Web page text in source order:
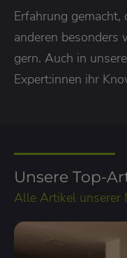
Erfahrung
anderen
gern. Auch in
Expert:innen ihr
Unsere Top-
Alle Artikel unserer